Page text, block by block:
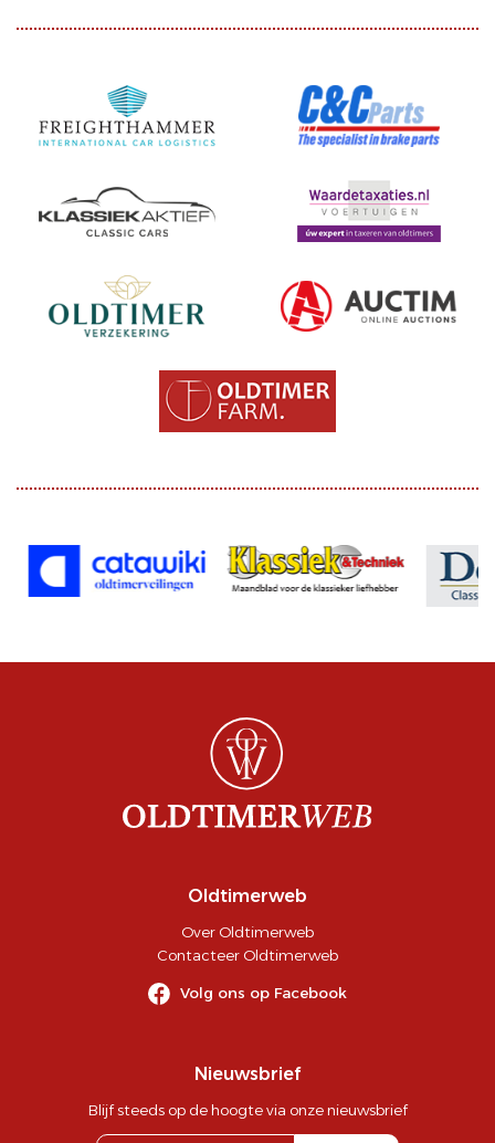
Oldtimerweb
Over Oldtimerweb
Contacteer Oldtimerweb
Volg ons op Facebook
Nieuwsbrief
Blijf steeds op de hoogte via onze nieuwsbrief